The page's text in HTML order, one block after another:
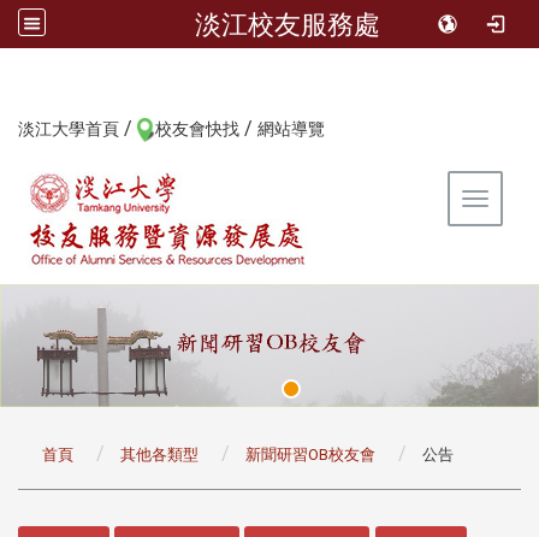
淡江校友服務處
淡江大學首頁 / 校友會快找 / 網站導覽
Toggle
首頁 其他各類型 新聞研習OB校友會 公告